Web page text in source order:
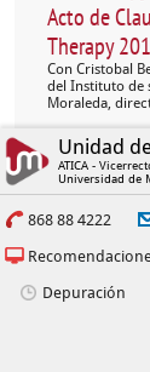
Acto de
Therapy
Con Cristobal
del Instituto de
Moraleda,
Unidad
ATICA -
Universidad de
868 88 4222
Depuración